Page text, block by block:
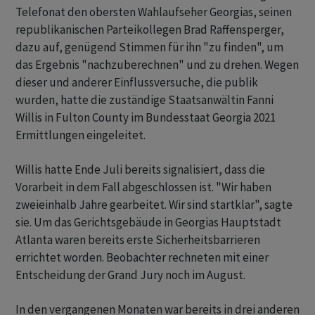
Telefonat den obersten Wahlaufseher Georgias, seinen
republikanischen Parteikollegen Brad Raffensperger,
dazu auf, genügend Stimmen für ihn "zu finden", um
das Ergebnis "nachzuberechnen" und zu drehen. Wegen
dieser und anderer Einflussversuche, die publik
wurden, hatte die zuständige Staatsanwältin Fanni
Willis in Fulton County im Bundesstaat Georgia 2021
Ermittlungen eingeleitet.
Willis hatte Ende Juli bereits signalisiert, dass die
Vorarbeit in dem Fall abgeschlossen ist. "Wir haben
zweieinhalb Jahre gearbeitet. Wir sind startklar", sagte
sie. Um das Gerichtsgebäude in Georgias Hauptstadt
Atlanta waren bereits erste Sicherheitsbarrieren
errichtet worden. Beobachter rechneten mit einer
Entscheidung der Grand Jury noch im August.
In den vergangenen Monaten war bereits in drei anderen